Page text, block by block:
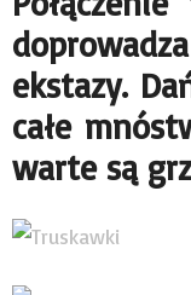
ekstazy.
całe
warte są